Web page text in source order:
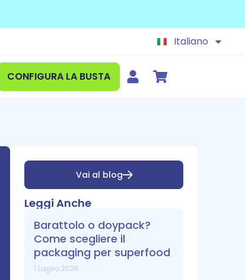
Italiano
Deutsch
CONFIGURA LA BUSTA
Vai al blog
Leggi Anche
Barattolo o doypack?
Come scegliere il
packaging per superfood
1 Luglio 2026